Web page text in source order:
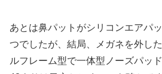
あとは鼻パットがシリコンエアパ
つでしたが、結局、メガネを外し
ルフレーム型で一体型ノーズパッ